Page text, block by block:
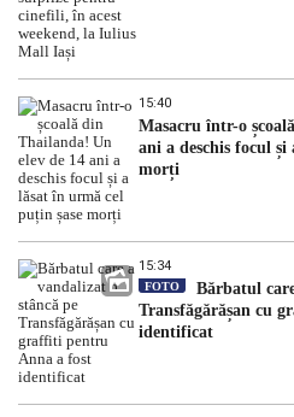
15:40
Masacru într-o
ani a deschis focul
morți
15:34
FOTO
Bărbatul
Transfăgărășan cu
identificat